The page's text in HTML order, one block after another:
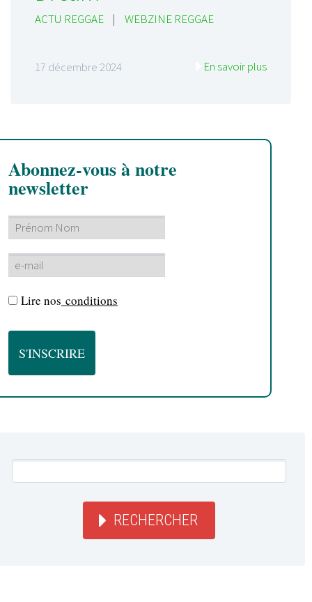
ACTU REGGAE | WEBZINE REGGAE
17 décembre 2024 En savoir plus
Abonnez-vous à notre
newsletter
Lire nos conditions
RECHERCHER